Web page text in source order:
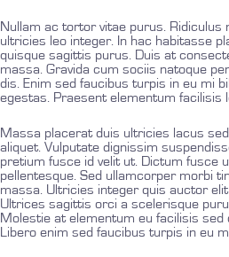
Nullam ac tortor vitae purus. Ridiculus
ultricies leo integer. In hac habitasse
quisque sagittis purus. Duis at
massa. Gravida cum sociis natoque
dis. Enim sed faucibus turpis in eu mi
egestas. Praesent elementum facilisis
Massa placerat duis ultricies lacus
aliquet. Vulputate dignissim
pretium fusce id velit ut. Dictum fusce
pellentesque. Sed ullamcorper morbi
massa. Ultricies integer quis auctor
Ultrices sagittis orci a scelerisque
Molestie at elementum eu facilisis sed
Libero enim sed faucibus turpis in eu